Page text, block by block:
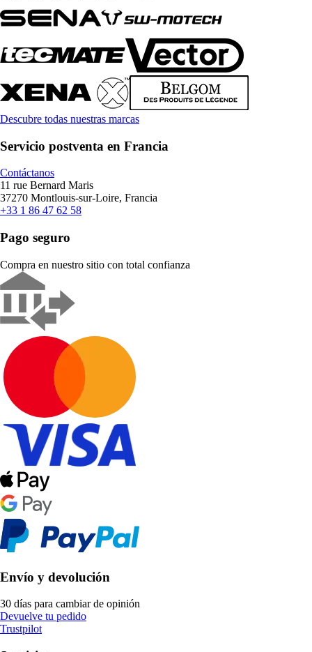
Descubre todas nuestras marcas
Servicio postventa en Francia
Contáctanos
11 rue Bernard Maris
37270 Montlouis-sur-Loire, Francia
+33 1 86 47 62 58
Pago seguro
Compra en nuestro sitio con total confianza
Envío y devolución
30 días para cambiar de opinión
Devuelve tu pedido
Trustpilot